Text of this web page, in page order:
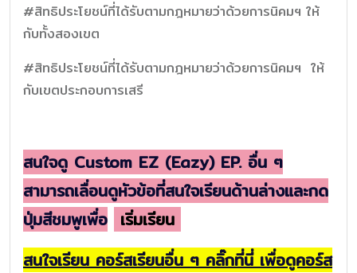
#สิทธิประโยชน์ที่ได้รับตามกฎหมายว่าด้วยการนิคมฯ ให้
กับทั้งสองเขต
#สิทธิประโยชน์ที่ได้รับตามกฎหมายว่าด้วยการนิคมฯ ให้
กับเขตประกอบการเสรี
สนใจดู Custom EZ (Eazy) EP. อื่น ๆ
สามารถเลื่อนดูหัวข้อที่สนใจเรียนด้านล่างและกด
ปุ่มสีชมพูเพื่อ เริ่มเรียน
สนใจเรียน คอร์สเรียนอื่น ๆ คลิ๊กที่นี่ เพื่อดูคอร์ส